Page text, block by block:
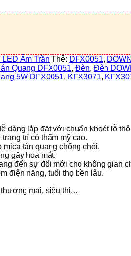
Âm Trần Thẻ: DFX0051,
Quang DFX0051, Đèn, Đèn
5W DFX0051, KFX3071,
dàng lắp đặt với chuẩn khoét lỗ
trí có thẩm mỹ cao.
tán quang chống chói.
gây hoa mắt.
đến sự đổi mới cho không gian
điện năng, tuổi thọ bền lâu.
thương mại, siêu thị,…